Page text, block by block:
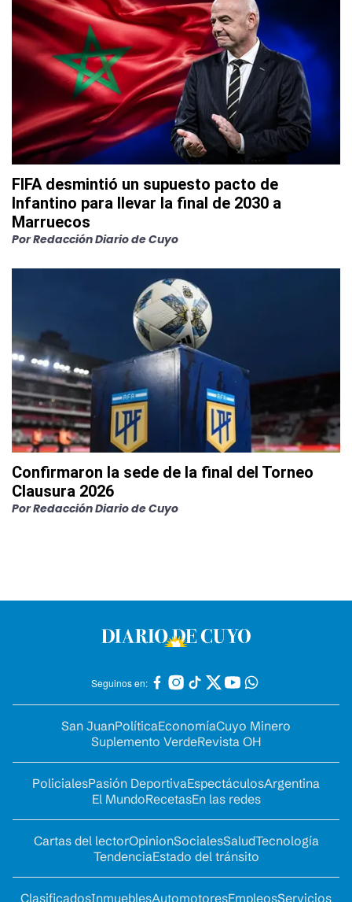
FIFA desmintió un supuesto pacto de
Infantino para llevar la final de 2030 a
Marruecos
PorRedacción Diario de Cuyo
Confirmaron la sede de la final del Torneo
Clausura 2026
PorRedacción Diario de Cuyo
Seguinos en:
San JuanPolíticaEconomíaCuyo Minero
Suplemento VerdeRevista OH
PolicialesPasión DeportivaEspectáculosArgentina
El MundoRecetasEn las redes
Cartas del lectorOpinionSocialesSaludTecnología
TendenciaEstado del tránsito
ClasificadosInmueblesAutomotoresEmpleosServicios